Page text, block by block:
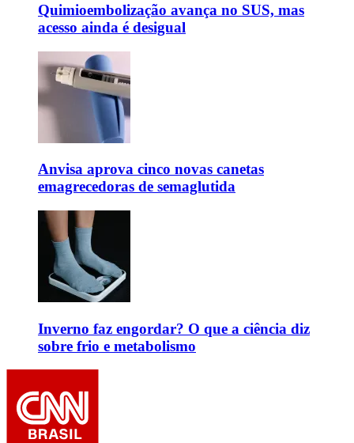
Quimioembolização avança no SUS, mas
acesso ainda é desigual
Anvisa aprova cinco novas canetas
emagrecedoras de semaglutida
Inverno faz engordar? O que a ciência diz
sobre frio e metabolismo